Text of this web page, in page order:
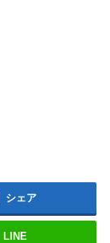
シェア
LINE